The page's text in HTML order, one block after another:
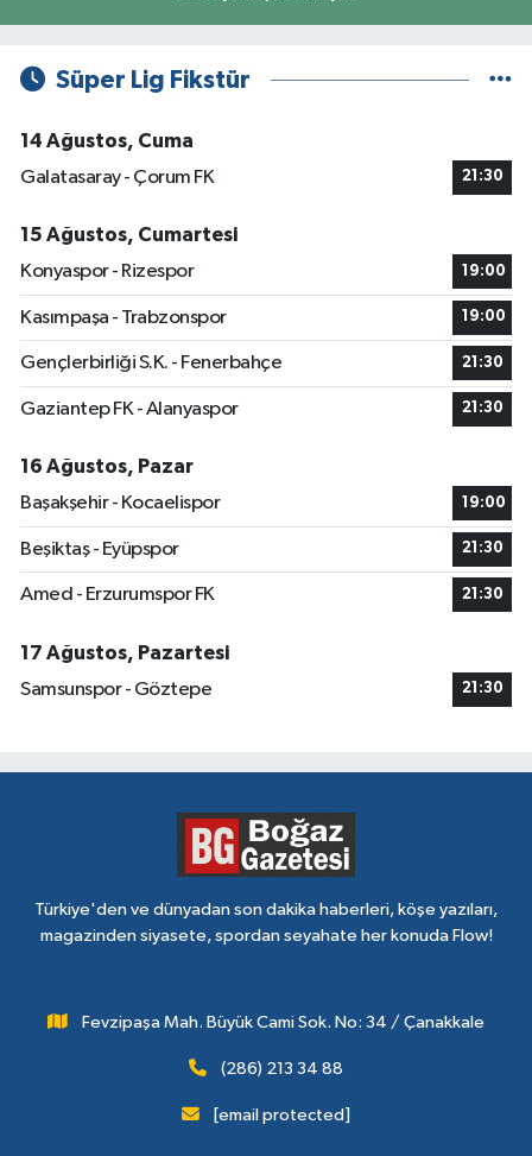
Süper Lig Fikstür
14 Ağustos, Cuma
Galatasaray - Çorum FK
21:30
15 Ağustos, Cumartesi
Konyaspor - Rizespor
19:00
Kasımpaşa - Trabzonspor 19:00
Gençlerbirliği S.K. - Fenerbahçe 21:30
Gaziantep FK - Alanyaspor 21:30
16 Ağustos, Pazar
Başakşehir - Kocaelispor
19:00
Beşiktaş - Eyüpspor 21:30
Amed - Erzurumspor FK 21:30
17 Ağustos, Pazartesi
Samsunspor - Göztepe
21:30
Türkiye'den ve dünyadan son dakika haberleri, köşe yazıları,
magazinden siyasete, spordan seyahate her konuda Flow!
Fevzipaşa Mah. Büyük Cami Sok. No: 34 / Çanakkale
(286) 213 34 88
[email protected]